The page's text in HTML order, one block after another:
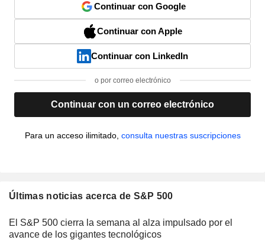
Continuar con Google
Continuar con Apple
Continuar con LinkedIn
o por correo electrónico
Continuar con un correo electrónico
Para un acceso ilimitado, consulta nuestras suscripciones
Últimas noticias acerca de S&P 500
El S&P 500 cierra la semana al alza impulsado por el
avance de los gigantes tecnológicos